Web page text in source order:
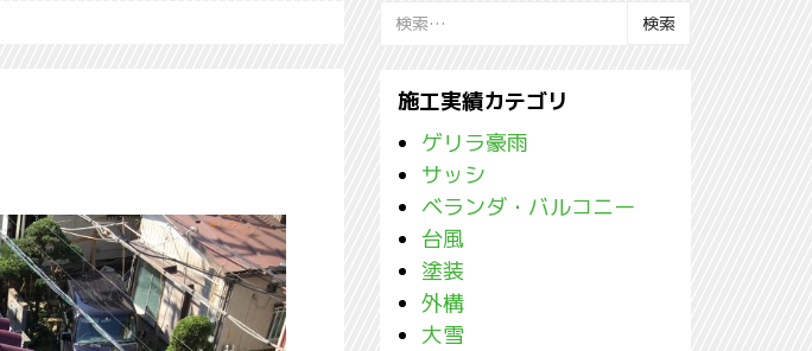
検
施工実績カテゴリ
ゲリラ豪雨
サッシ
ベランダ・バルコニー
台風
塗装
外構
大雪